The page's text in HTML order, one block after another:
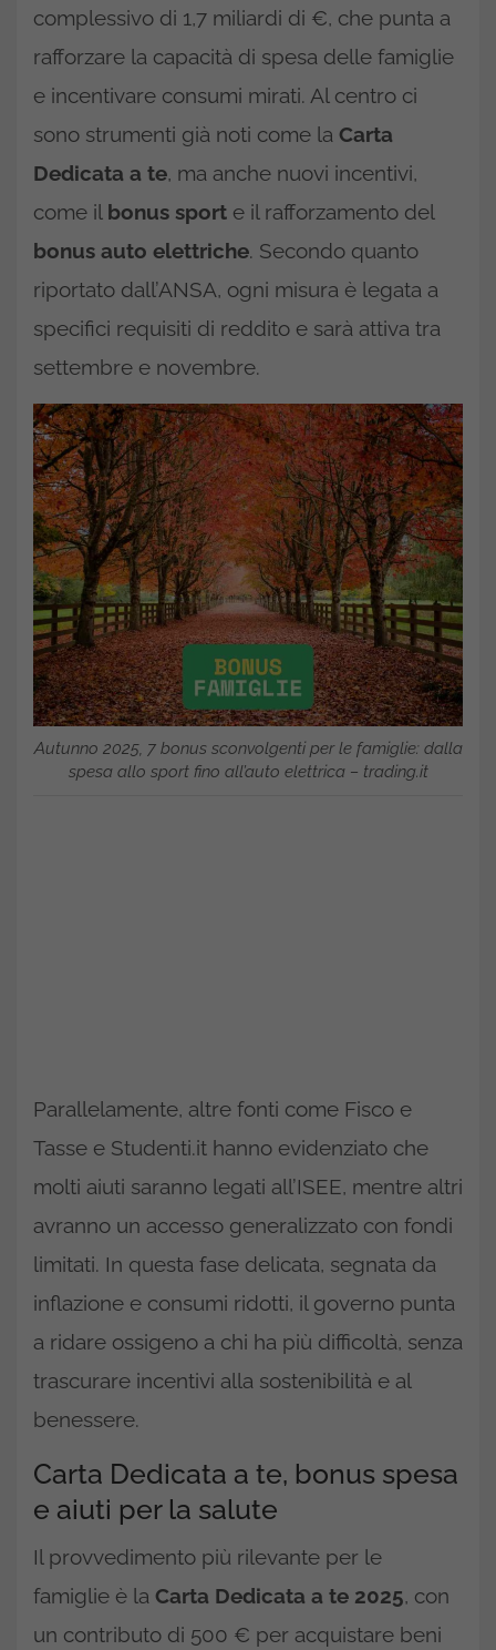
complessivo di 1,7 miliardi di €, che punta a
rafforzare la capacità di spesa delle famiglie
e incentivare consumi mirati. Al centro ci
sono strumenti già noti come la Carta
Dedicata a te, ma anche nuovi incentivi,
come il bonus sport e il rafforzamento del
bonus auto elettriche. Secondo quanto
riportato dall’ANSA, ogni misura è legata a
specifici requisiti di reddito e sarà attiva tra
settembre e novembre.
Autunno 2025, 7 bonus sconvolgenti per le famiglie: dalla
spesa allo sport fino all’auto elettrica – trading.it
Parallelamente, altre fonti come Fisco e
Tasse e Studenti.it hanno evidenziato che
molti aiuti saranno legati all’ISEE, mentre altri
avranno un accesso generalizzato con fondi
limitati. In questa fase delicata, segnata da
inflazione e consumi ridotti, il governo punta
a ridare ossigeno a chi ha più difficoltà, senza
trascurare incentivi alla sostenibilità e al
benessere.
Carta Dedicata a te, bonus spesa
e aiuti per la salute
Il provvedimento più rilevante per le
famiglie è la Carta Dedicata a te 2025, con
un contributo di 500 € per acquistare beni